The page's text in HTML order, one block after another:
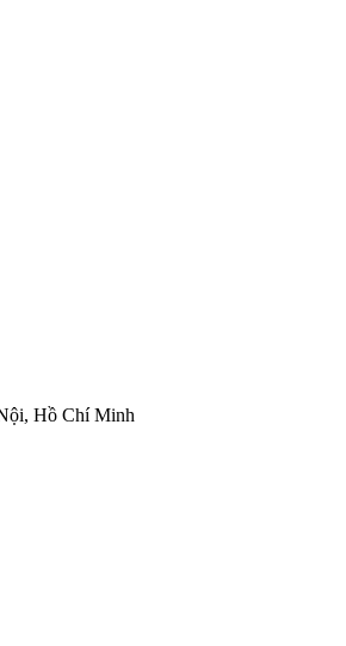
Hồ Chí Minh